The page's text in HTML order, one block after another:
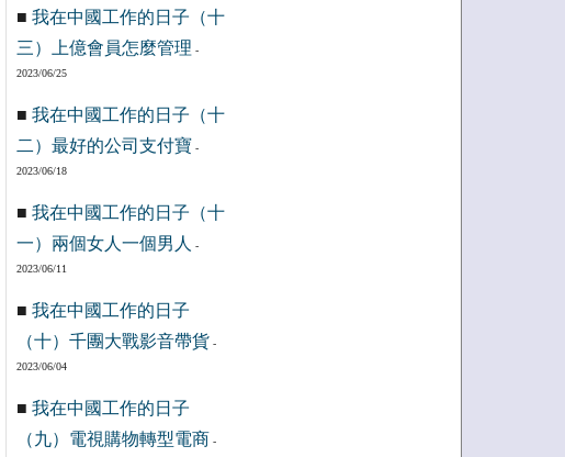
■ 我在中國工作的日子（十
三）上億會員怎麼管理 -
2023/06/25
■ 我在中國工作的日子（十
二）最好的公司支付寶 -
2023/06/18
■ 我在中國工作的日子（十
一）兩個女人一個男人
-
2023/06/11
■ 我在中國工作的日子
（十）千團大戰影音帶貨 -
2023/06/04
■ 我在中國工作的日子
（九）電視購物轉型電商 -